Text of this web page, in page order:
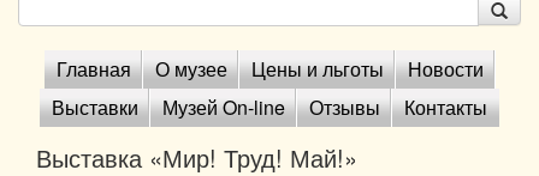
Главная О музее Цены и льготы
Новости
Выставки
Музей On-line Отзывы Контакты
Выставка «Мир! Труд! Май!»